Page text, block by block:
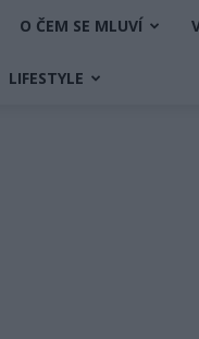
O ČEM SE MLUVÍ
LIFESTYLE